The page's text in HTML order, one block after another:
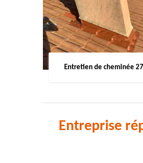
Entretien de cheminée 27
Entreprise